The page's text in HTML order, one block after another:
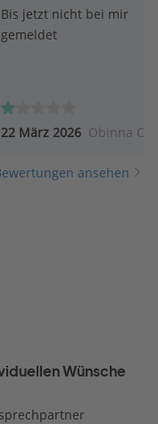
Bis jetzt nicht bei mir
gemeldet
22 März 2026 Obinna C.
ansehen
Wünsche